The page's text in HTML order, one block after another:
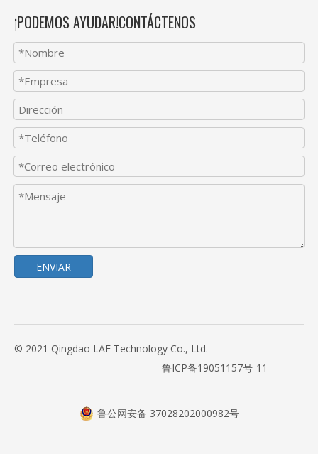
¡PODEMOS AYUDAR!CONTÁCTENOS
ENVIAR
© 2021 Qingdao LAF Technology Co., Ltd.
鲁ICP备19051157号-11
鲁公网安备 37028202000982号